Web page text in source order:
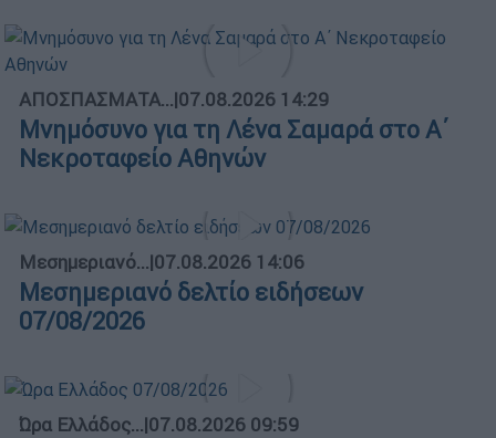
ΑΠΟΣΠΑΣΜΑΤΑ...|07.08.2026 14:29
Μνημόσυνο για τη Λένα Σαμαρά στο Α΄
Νεκροταφείο Αθηνών
Μεσημεριανό...|07.08.2026 14:06
Μεσημεριανό δελτίο ειδήσεων
07/08/2026
Ώρα Ελλάδος...|07.08.2026 09:59